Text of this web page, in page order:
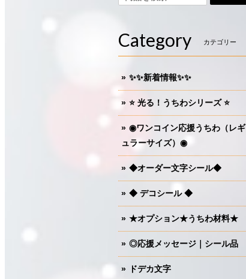
Category カテゴリー
✨✨新着情報✨✨
⭐️ 光る！うちわシリーズ ⭐️
◉ワンコイン応援うちわ（レギ
ュラーサイズ）◉
◆オーダー文字シール◆
◆ デコシール ◆
★オプション★うちわ材料★
◎応援メッセージ｜シール品
ドデカ文字